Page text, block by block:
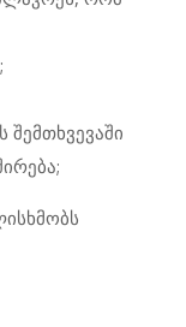
შემთხვევაში